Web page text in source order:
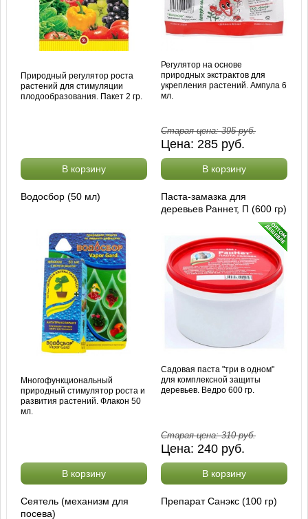
Природный регулятор роста
растений для стимуляции
плодообразования. Пакет 2 гр.
В корзину
Регулятор на основе
природных экстрактов для
укрепления растений. Ампула 6
мл.
Старая цена:395руб.
Цена: 285 руб.
В корзину
Водосбор (50 мл)
Многофункциональный
природный стимулятор роста и
развития растений. Флакон 50
мл.
В корзину
Паста-замазка для
деревьев Раннет, П (600 гр)
Садовая паста "три в одном"
для комплексной защиты
деревьев. Ведро 600 гр.
Старая цена:310руб.
Цена: 240 руб.
В корзину
Сеятель (механизм для
посева)
Препарат Санэкс (100 гр)